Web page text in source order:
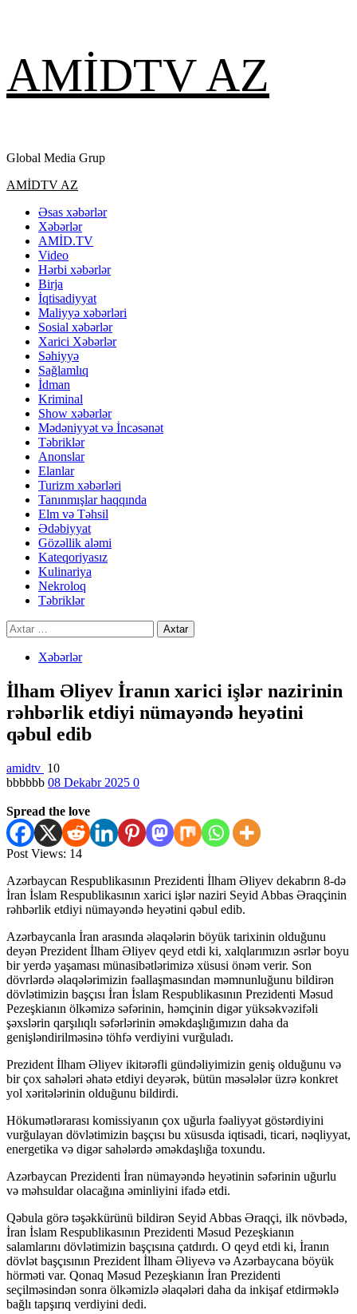
content
AMİDTV AZ
Global Media Grup
Primary
AMİDTV AZ
Əsas xəbərlər
Xəbərlər
AMİD.TV
Video
Hərbi xəbərlər
Birja
İqtisadiyyat
Maliyyə xəbərləri
Sosial xəbərlər
Xarici Xəbərlər
Səhiyyə
Sağlamlıq
İdman
Kriminal
Show xəbərlər
Mədəniyyət və İncəsənət
Təbriklər
Anonslar
Elanlar
Turizm xəbərləri
Tanınmışlar haqqında
Elm və Təhsil
Ədəbiyyat
Gözəllik aləmi
Kateqoriyasız
Kulinariya
Nekroloq
Təbriklər
Axtarış:
Xəbərlər
İlham Əliyev İranın xarici işlər nazirinin
rəhbərlik etdiyi nümayəndə heyətini
qəbul edib
amidtv 10
bbbbbb 08 Dekabr 2025 0
Spread the love
Post Views: 14
Azərbaycan Respublikasının Prezidenti İlham Əliyev dekabrın 8-də
İran İslam Respublikasının xarici işlər naziri Seyid Abbas Əraqçinin
rəhbərlik etdiyi nümayəndə heyətini qəbul edib.
Azərbaycanla İran arasında əlaqələrin böyük tarixinin olduğunu
deyən Prezident İlham Əliyev qeyd etdi ki, xalqlarımızın əsrlər boyu
bir yerdə yaşaması münasibətlərimizə xüsusi önəm verir. Son
dövrlərdə əlaqələrimizin fəallaşmasından məmnunluğunu bildirən
dövlətimizin başçısı İran İslam Respublikasının Prezidenti Məsud
Pezeşkianın ölkəmizə səfərinin, həmçinin digər yüksəkvəzifəli
şəxslərin qarşılıqlı səfərlərinin əməkdaşlığımızın daha da
genişləndirilməsinə töhfə verdiyini vurğuladı.
Prezident İlham Əliyev ikitərəfli gündəliyimizin geniş olduğunu və
bir çox sahələri əhatə etdiyi deyərək, bütün məsələlər üzrə konkret
yol xəritələrinin olduğunu bildirdi.
Hökumətlərarası komissiyanın çox uğurla fəaliyyət göstərdiyini
vurğulayan dövlətimizin başçısı bu xüsusda iqtisadi, ticari, nəqliyyat,
energetika və digər sahələrdə əməkdaşlığa toxundu.
Azərbaycan Prezidenti İran nümayəndə heyətinin səfərinin uğurlu
və məhsuldar olacağına əminliyini ifadə etdi.
Qəbula görə təşəkkürünü bildirən Seyid Abbas Əraqçi, ilk növbədə,
İran İslam Respublikasının Prezidenti Məsud Pezeşkianın
salamlarını dövlətimizin başçısına çatdırdı. O qeyd etdi ki, İranın
dövlət başçısının Prezident İlham Əliyevə və Azərbaycana böyük
hörməti var. Qonaq Məsud Pezeşkianın İran Prezidenti
seçilməsindən sonra ölkəmizlə əlaqələri daha da inkişaf etdirməklə
bağlı tapşırıq verdiyini dedi.